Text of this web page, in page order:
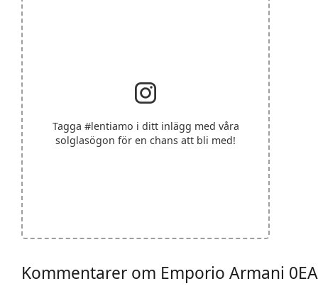
Tagga #lentiamo i ditt inlägg med våra
solglasögon för en chans att bli med!
Kommentarer om Emporio Armani